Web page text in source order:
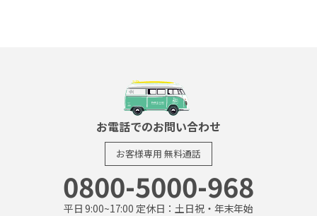
お電話でのお問い合わせ
お客様専用 無料通話
0800-5000-968
平日 9:00~17:00 定休日：土日祝・年末年始